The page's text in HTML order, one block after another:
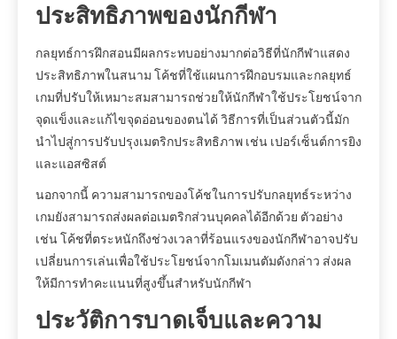
ประสิทธิภาพของนักกีฬา
กลยุทธ์การฝึกสอนมีผลกระทบอย่างมากต่อวิธีที่นักกีฬาแสดง
ประสิทธิภาพในสนาม โค้ชที่ใช้แผนการฝึกอบรมและกลยุทธ์
เกมที่ปรับให้เหมาะสมสามารถช่วยให้นักกีฬาใช้ประโยชน์จาก
จุดแข็งและแก้ไขจุดอ่อนของตนได้ วิธีการที่เป็นส่วนตัวนี้มัก
นำไปสู่การปรับปรุงเมตริกประสิทธิภาพ เช่น เปอร์เซ็นต์การยิง
และแอสซิสต์
นอกจากนี้ ความสามารถของโค้ชในการปรับกลยุทธ์ระหว่าง
เกมยังสามารถส่งผลต่อเมตริกส่วนบุคคลได้อีกด้วย ตัวอย่าง
เช่น โค้ชที่ตระหนักถึงช่วงเวลาที่ร้อนแรงของนักกีฬาอาจปรับ
เปลี่ยนการเล่นเพื่อใช้ประโยชน์จากโมเมนตัมดังกล่าว ส่งผล
ให้มีการทำคะแนนที่สูงขึ้นสำหรับนักกีฬา
ประวัติการบาดเจ็บและความ